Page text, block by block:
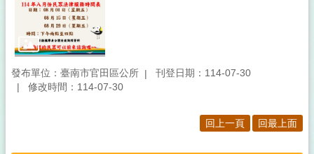
發布單位：臺南市官田區公所
刊登日期：114-07-30
修改時間：114-07-30
回上一頁 回最上面